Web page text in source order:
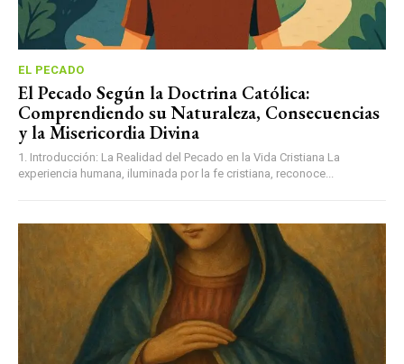
EL PECADO
El Pecado Según la Doctrina Católica:
Comprendiendo su Naturaleza, Consecuencias
y la Misericordia Divina
1. Introducción: La Realidad del Pecado en la Vida Cristiana La
experiencia humana, iluminada por la fe cristiana, reconoce...